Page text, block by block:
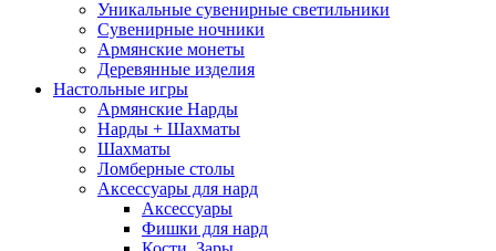
Уникальные сувенирные светильники
Сувенирные ночники
Армянские монеты
Деревянные изделия
Настольные игры
Армянские Нарды
Нарды + Шахматы
Шахматы
Ломберные столы
Аксессуары для нард
Аксессуары
Фишки для нард